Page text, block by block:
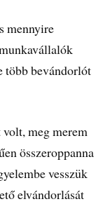
mennyire
több bevándorlót
meg merem
összeroppanna
vesszük
elvándorlását